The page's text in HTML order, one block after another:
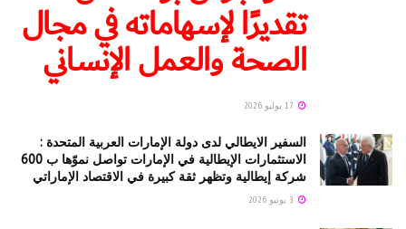
تقديرًا لإسهاماته في مجال
الصحة والعمل الإنساني
السفير الايطالي لدى دولة الإمارات العربية المتحدة :
الاستثمارات الإيطالية في الإمارات تواصل نموّها ب 600
شركة إيطالية وتظهر ثقة كبيرة في الاقتصاد الإماراتي